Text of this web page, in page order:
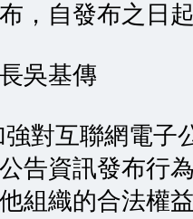
，自發布之日
吳基傳
對互聯網電子
告資訊發布行
組織的合法權